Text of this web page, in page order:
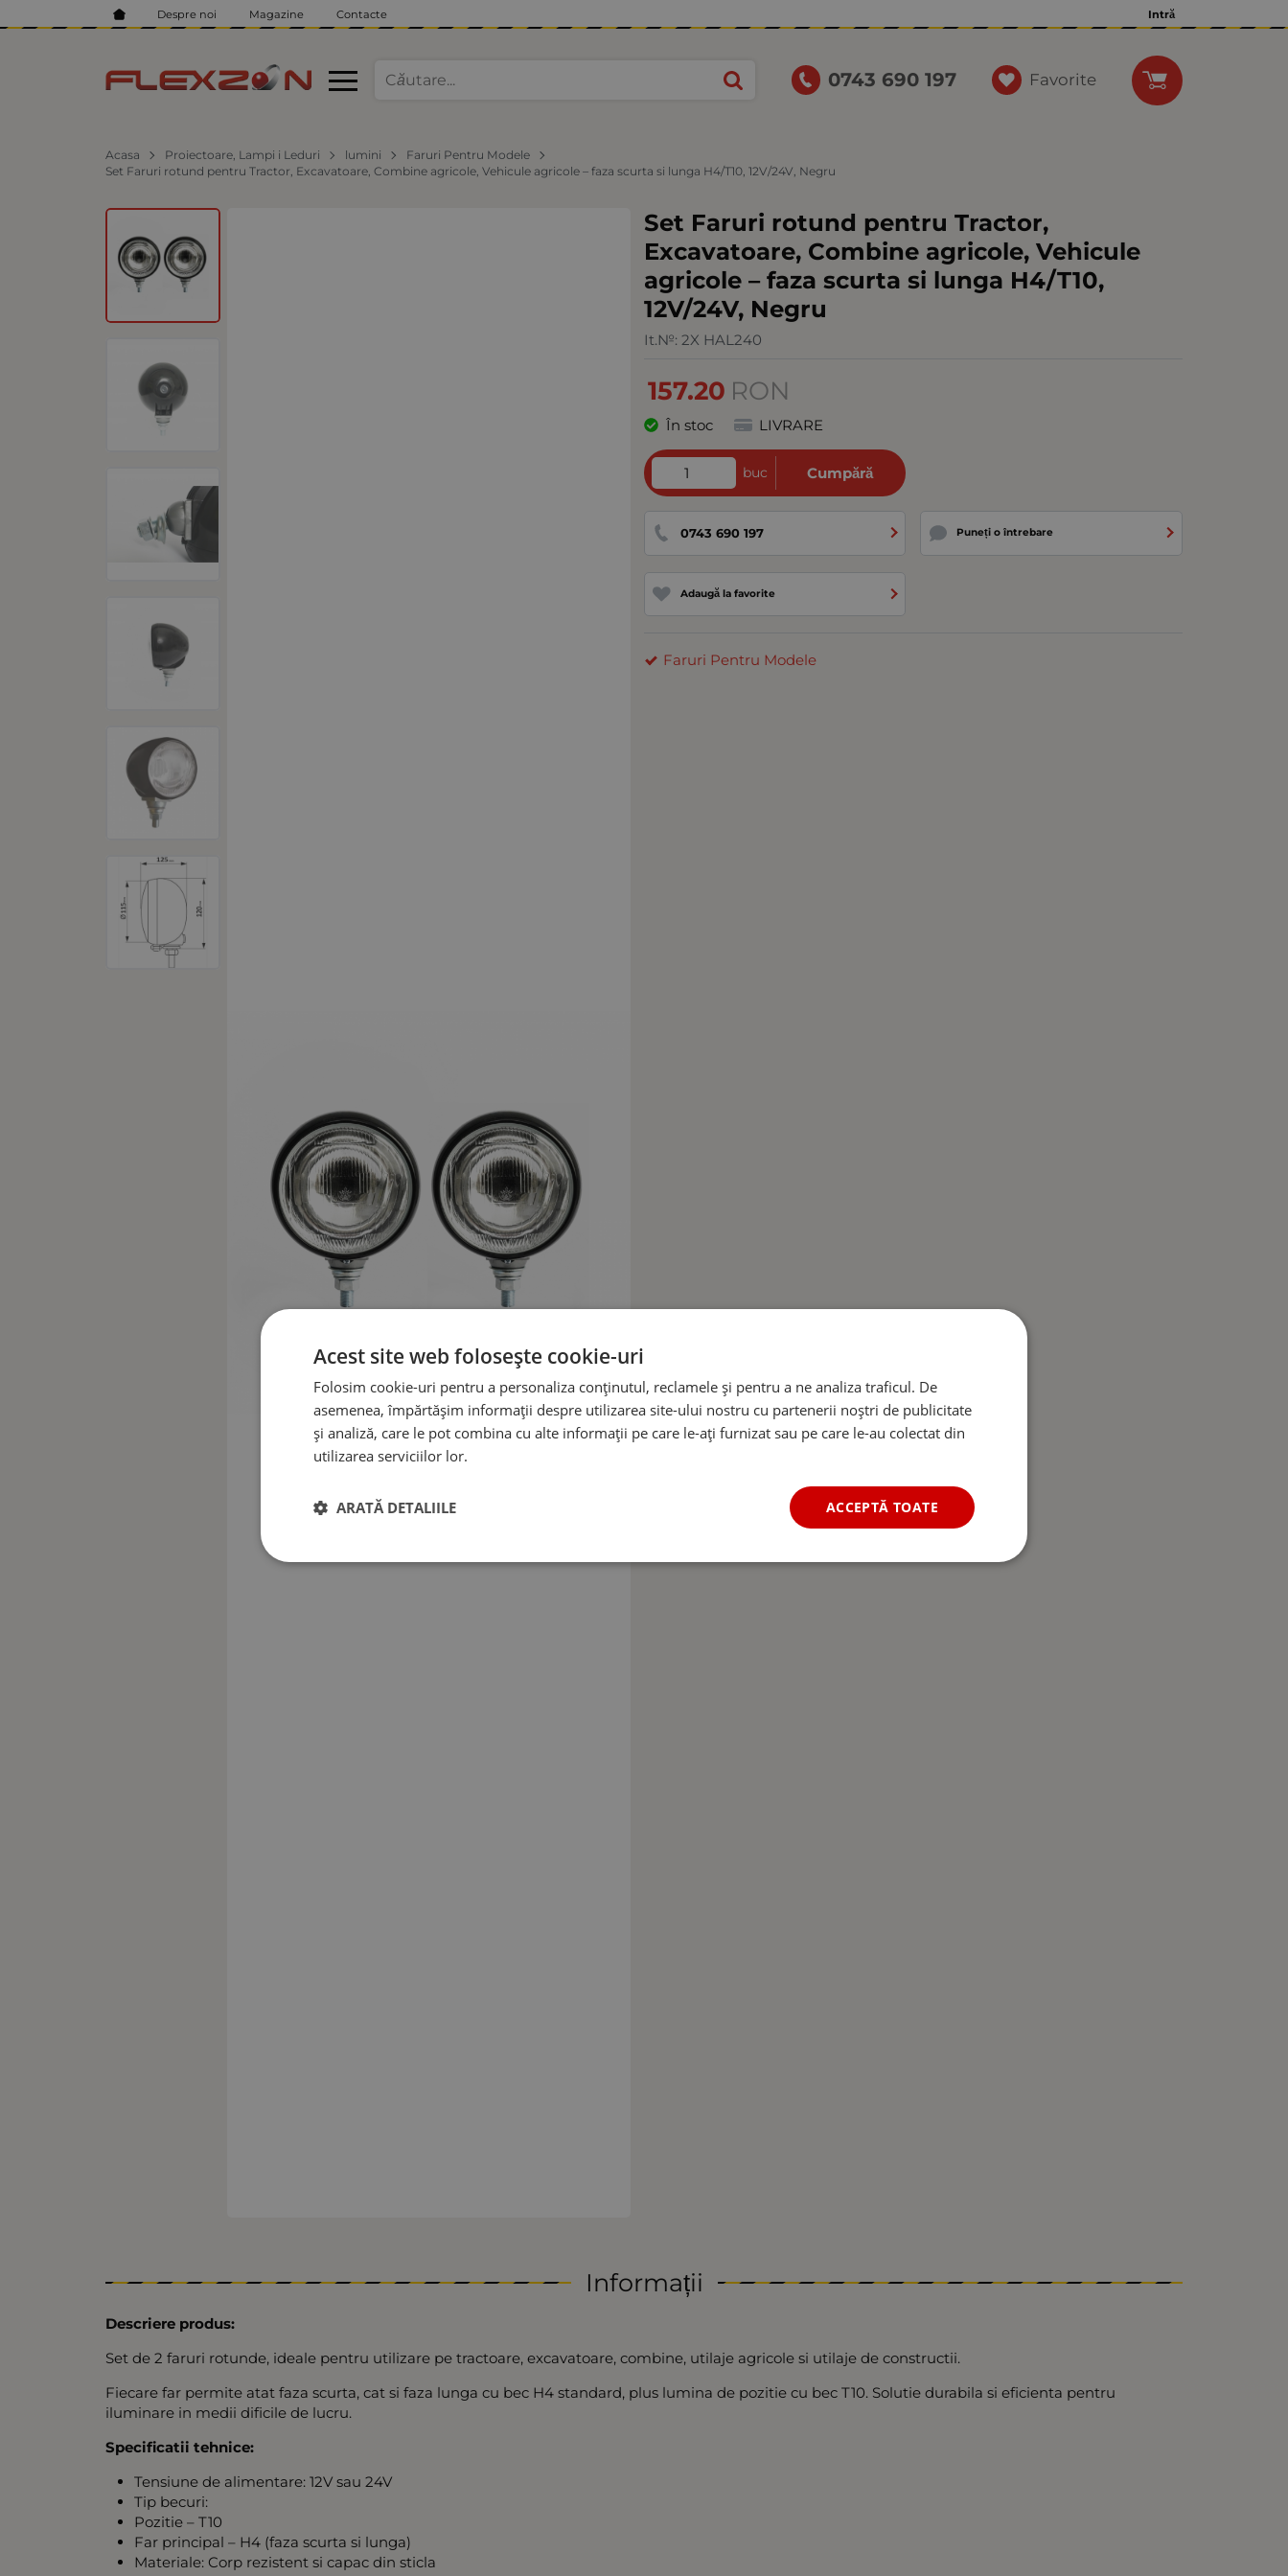
Despre noi Magazine Contacte Intră
0743 690 197 Favorite
Acasa Proiectoare, Lampi i Leduri lumini
Faruri Pentru Modele
Set Faruri rotund pentru Tractor, Excavatoare, Combine agricole, Vehicule agricole – faza scurta si lunga H4/T10, 12V/24V, Negru
Set Faruri rotund pentru Tractor,
Excavatoare, Combine agricole, Vehicule
agricole – faza scurta si lunga H4/T10,
12V/24V, Negru
It.№: 2X HAL240
157.20 RON
În stoc LIVRARE
buc Cumpără
0743 690 197 Puneți o întrebare
Adaugă la favorite
Faruri Pentru Modele
Informații
Descriere produs:
Set de 2 faruri rotunde, ideale pentru utilizare pe tractoare, excavatoare, combine, utilaje agricole si utilaje de constructii.
Fiecare far permite atat faza scurta, cat si faza lunga cu bec H4 standard, plus lumina de pozitie cu bec T10. Solutie durabila si eficienta pentru
iluminare in medii dificile de lucru.
Specificatii tehnice:
Tensiune de alimentare: 12V sau 24V
Tip becuri:
Pozitie – T10
Far principal – H4 (faza scurta si lunga)
Materiale: Corp rezistent si capac din sticla
Acest site web folosește cookie-uri
Folosim cookie-uri pentru a personaliza conținutul, reclamele și pentru a ne analiza traficul. De
asemenea, împărtășim informații despre utilizarea site-ului nostru cu partenerii noștri de publicitate
și analiză, care le pot combina cu alte informații pe care le-ați furnizat sau pe care le-au colectat din
utilizarea serviciilor lor.
ACCEPTĂ TOATE
ARATĂ DETALIILE